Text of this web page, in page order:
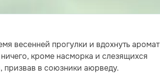
весенней прогулки и вдохнуть аромат
кроме насморка и слезящихся
призвав в союзники аюрведу.